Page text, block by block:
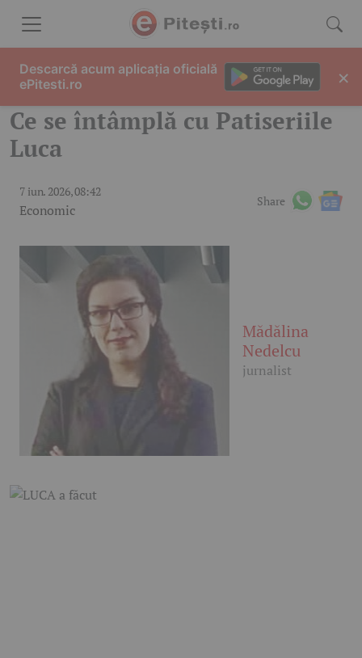
Ce se întâmplă cu Patiseriile
Luca
7 iun. 2026, 08:42
Economic
Share
Mădălina
Nedelcu
jurnalist
Descarcă acum aplicația oficială
ePitesti.ro
×